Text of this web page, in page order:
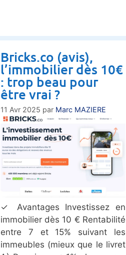
Bricks.co (avis),
l’immobilier dès 10€
: trop beau pour
être vrai ?
11 Avr 2025 par Marc MAZIERE
✓ Avantages Investissez en
immobilier dès 10 € Rentabilité
entre 7 et 15% suivant les
immeubles (mieux que le livret